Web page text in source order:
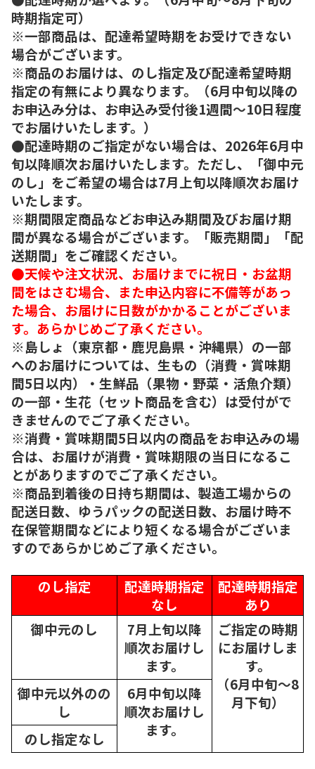
時期指定可）
※一部商品は、配達希望時期をお受けできない
場合がございます。
※商品のお届けは、のし指定及び配達希望時期
指定の有無により異なります。（6月中旬以降の
お申込み分は、お申込み受付後1週間～10日程度
でお届けいたします。）
●配達時期のご指定がない場合は、2026年6月中
旬以降順次お届けいたします。ただし、「御中元
のし」をご希望の場合は7月上旬以降順次お届け
いたします。
※期間限定商品などお申込み期間及びお届け期
間が異なる場合がございます。「販売期間」「配
送期間」をご確認ください。
●天候や注文状況、お届けまでに祝日・お盆期
間をはさむ場合、また申込内容に不備等があっ
た場合、お届けに日数がかかることがございま
す。あらかじめご了承ください。
※島しょ（東京都・鹿児島県・沖縄県）の一部
へのお届けについては、生もの（消費・賞味期
間5日以内）・生鮮品（果物・野菜・活魚介類）
の一部・生花（セット商品を含む）は受付がで
きませんのでご了承ください。
※消費・賞味期間5日以内の商品をお申込みの場
合は、お届けが消費・賞味期限の当日になるこ
とがありますのでご了承ください。
※商品到着後の日持ち期間は、製造工場からの
配送日数、ゆうパックの配送日数、お届け時不
在保管期間などにより短くなる場合がございま
すのであらかじめご了承ください。
のし指定
配達時期指定
なし
配達時期指定
あり
御中元のし
7月上旬以降
順次お届けし
ます。
ご指定の時期
にお届けしま
す。
（6月中旬～8
月下旬）
御中元以外のの
し
6月中旬以降
順次お届けし
ます。
のし指定なし